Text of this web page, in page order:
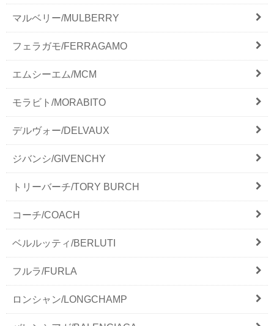
マルベリー/MULBERRY
フェラガモ/FERRAGAMO
エムシーエム/MCM
モラビト/MORABITO
デルヴォー/DELVAUX
ジバンシ/GIVENCHY
トリーバーチ/TORY BURCH
コーチ/COACH
ベルルッティ/BERLUTI
フルラ/FURLA
ロンシャン/LONGCHAMP